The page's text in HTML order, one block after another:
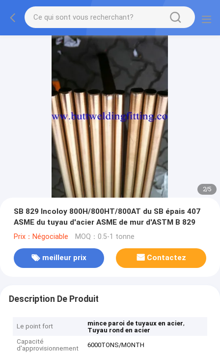
2/5
SB 829 Incoloy 800H/800HT/800AT du SB épais 407
ASME du tuyau d'acier ASME de mur d'ASTM B 829
Prix：Négociable MOQ：0.5-1 tonne
meilleur prix Contactez
Description De Produit
Le point fort mince paroi de tuyaux en acier,
Tuyau rond en acier
Capacité
d'approvisionnement
6000TONS/MONTH